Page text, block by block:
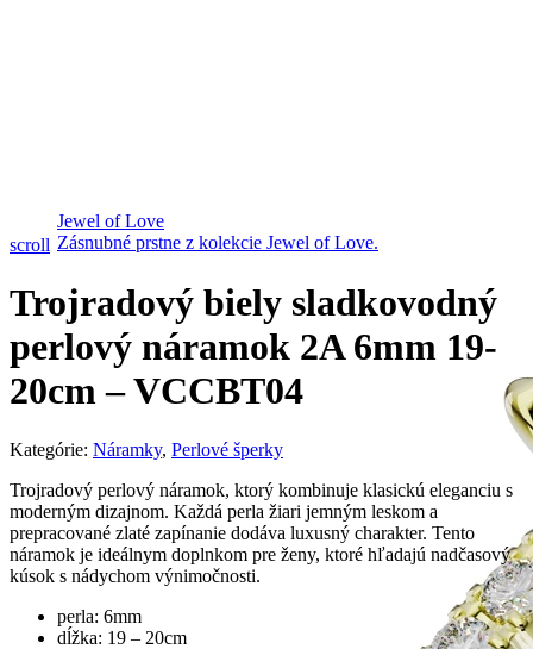
Jewel of Love
Zásnubné prstne z kolekcie Jewel of Love.
scroll
Trojradový biely sladkovodný
perlový náramok 2A 6mm 19-
20cm – VCCBT04
Kategórie: Náramky, Perlové šperky
Trojradový perlový náramok, ktorý kombinuje klasickú eleganciu s
moderným dizajnom. Každá perla žiari jemným leskom a
prepracované zlaté zapínanie dodáva luxusný charakter. Tento
náramok je ideálnym doplnkom pre ženy, ktoré hľadajú nadčasový
kúsok s nádychom výnimočnosti.
perla: 6mm
dĺžka: 19 – 20cm